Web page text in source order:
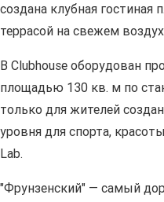
создана клубная
террасой на свежем
В Clubhouse оборудован
площадью 130 кв. м по
только для жителей
уровня для спорта,
Lab.
"Фрунзенский" — самый